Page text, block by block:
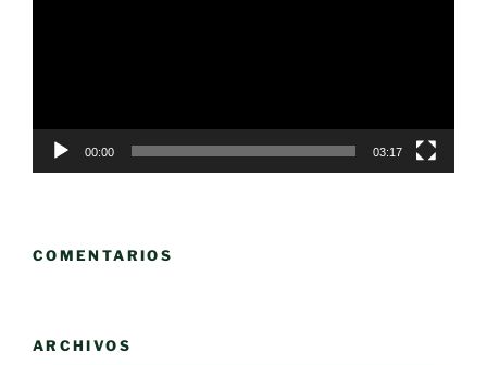
00:00 03:17
COMENTARIOS
ARCHIVOS